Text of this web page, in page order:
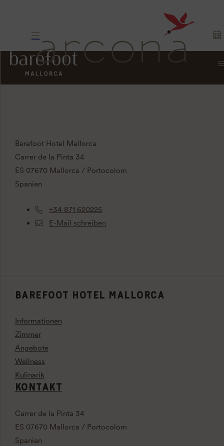
Barefoot Hotel Mallorca
Carrer de la Pinta 34
ES 07670 Mallorca / Portocolom
Spanien
+34 871 620225
E-Mail schreiben
BAREFOOT HOTEL MALLORCA
Informationen
Zimmer
Angebote
Wellness
Kulinarik
KONTAKT
Carrer de la Pinta 34
ES 07670 Mallorca / Portocolom
Spanien